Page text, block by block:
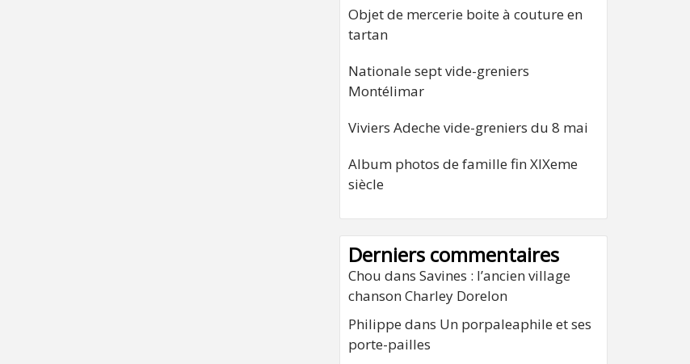
Objet de mercerie boite à couture en
tartan
Nationale sept vide-greniers
Montélimar
Viviers Adeche vide-greniers du 8 mai
Album photos de famille fin XIXeme
siècle
Derniers commentaires
Chou dans Savines : l’ancien village
chanson Charley Dorelon
Philippe dans Un porpaleaphile et ses
porte-pailles